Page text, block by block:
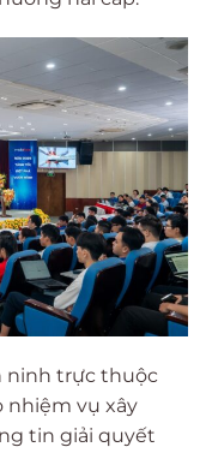
ninh trực thuộc
nhiệm vụ xây
tin giải quyết